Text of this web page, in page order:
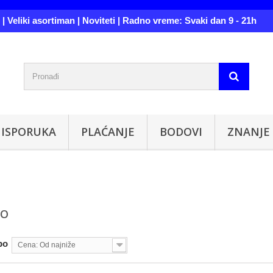
Veliki asortiman | Noviteti | Radno vreme: Svaki dan 9 - 21h
ISPORUKA PLAĆANJE BODOVI ZNANJE
Cena: Od najniže